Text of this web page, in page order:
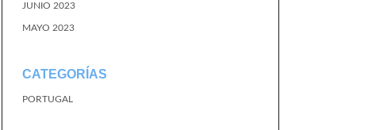
JUNIO 2023
MAYO 2023
CATEGORÍAS
PORTUGAL